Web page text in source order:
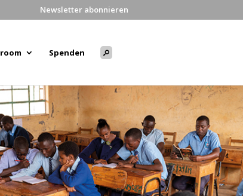
Newsletter abonnieren
Spenden